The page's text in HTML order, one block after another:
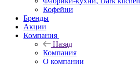
Кофейни
Бренды
Акции
Компания
Назад
Компания
О компании